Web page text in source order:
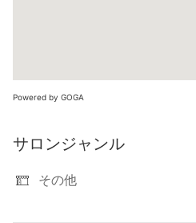
Powered by GOGA
サロンジャンル
その他